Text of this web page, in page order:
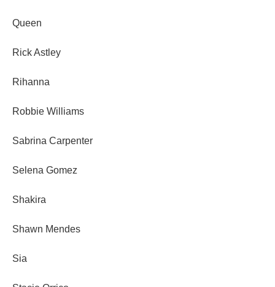
Queen
Rick Astley
Rihanna
Robbie Williams
Sabrina Carpenter
Selena Gomez
Shakira
Shawn Mendes
Sia